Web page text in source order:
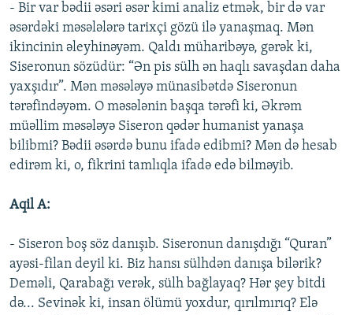
- Bir var bədii əsəri əsər kimi analiz etmək, bir də var
əsərdəki məsələlərə tarixçi gözü ilə yanaşmaq. Mən
ikincinin əleyhinəyəm. Qaldı müharibəyə, gərək ki,
Siseronun sözüdür: “Ən pis sülh ən haqlı savaşdan daha
yaxşıdır”. Mən məsələyə münasibətdə Siseronun
tərəfindəyəm. O məsələnin başqa tərəfi ki, Əkrəm
müəllim məsələyə Siseron qədər humanist yanaşa
bilibmi? Bədii əsərdə bunu ifadə edibmi? Mən də hesab
edirəm ki, o, fikrini tamlıqla ifadə edə bilməyib.
Aqil A:
- Siseron boş söz danışıb. Siseronun danışdığı “Quran”
ayəsi-filan deyil ki. Biz hansı sülhdən danışa bilərik?
Deməli, Qarabağı verək, sülh bağlayaq? Hər şey bitdi
də... Sevinək ki, insan ölümü yoxdur, qırılmırıq? Elə